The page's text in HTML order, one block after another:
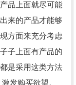
品上面就尽可能
来的产品才能够
方面来充分考虑
子上面有产品的
是采用这类方法
发购买欲望。